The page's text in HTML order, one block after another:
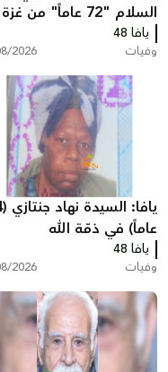
السلام "72 عاماً" من
ذمّة الله
يافا 48
وفيات 2026
عاماً) في ذمّة الله
يافا 48
وفيات 2026